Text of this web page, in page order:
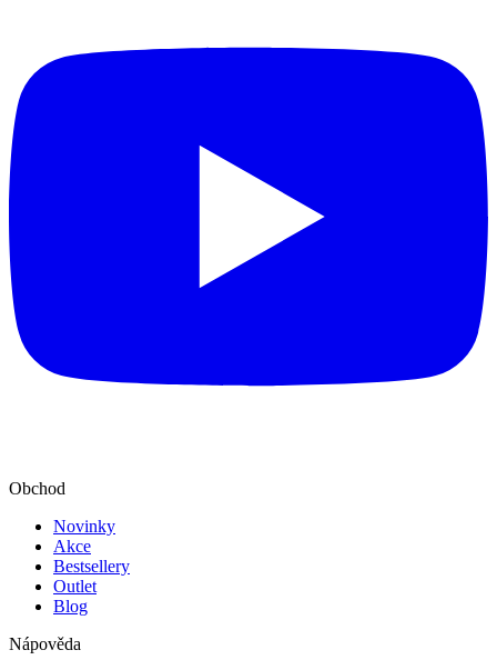
Obchod
Novinky
Akce
Bestsellery
Outlet
Blog
Nápověda